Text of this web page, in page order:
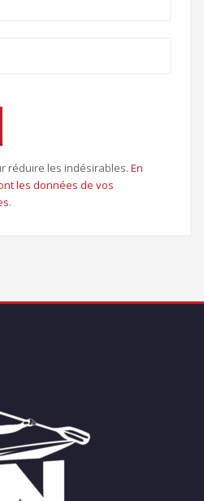
réduire les indésirables. En
les données de vos
.